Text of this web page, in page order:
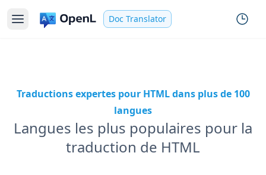
Doc Translator
Traductions expertes pour HTML dans plus de 100
langues
Langues les plus populaires pour la
traduction de HTML